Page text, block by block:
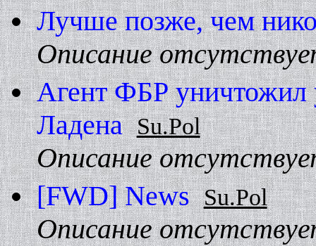
Лучше позже, чем
Описание
Агент ФБР уничтожил
Ладена Su.Pol
Описание
[FWD] News Su.Pol
Описание